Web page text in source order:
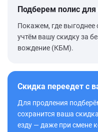
Подберем полис для
Покажем, где выгоднее
учтём вашу скидку за
вождение (КБМ).
Скидка переедет с
Для продления
сохранится ваша
езду — даже при смене